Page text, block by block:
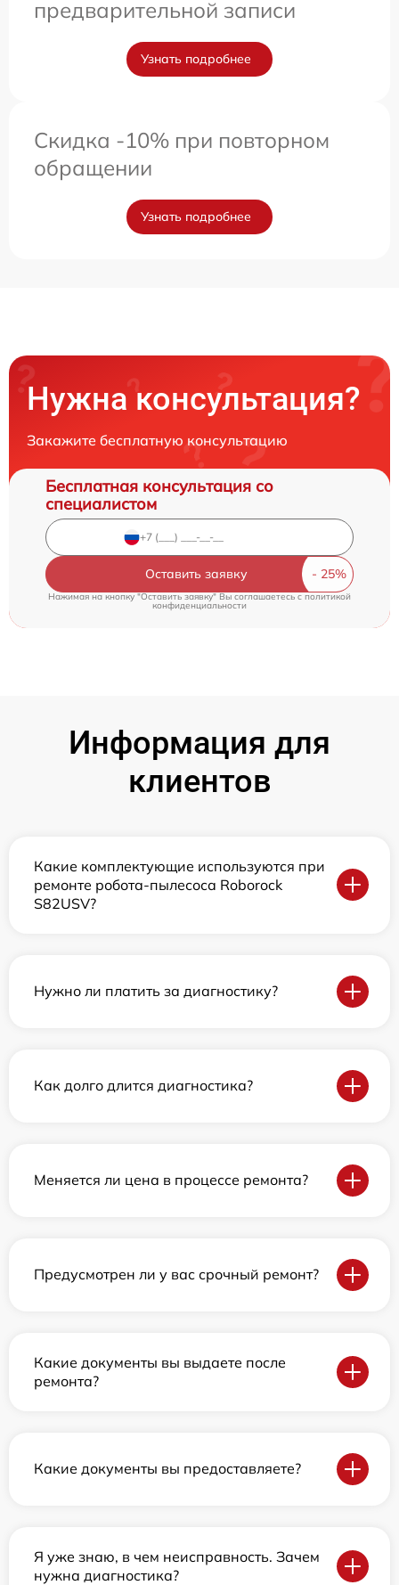
предварительной записи
Узнать подробнее
Скидка -10% при повторном
обращении
Узнать подробнее
Нужна консультация?
Закажите бесплатную консультацию
Бесплатная консультация со
специалистом
Оставить заявку
Нажимая на кнопку "Оставить заявку" Вы соглашаетесь cполитикой
конфиденциальности
Информация для
клиентов
Какие комплектующие используются при
ремонте робота-пылесоса Roborock
S82USV?
Нужно ли платить за диагностику?
Как долго длится диагностика?
Меняется ли цена в процессе ремонта?
Предусмотрен ли у вас срочный ремонт?
Какие документы вы выдаете после
ремонта?
Какие документы вы предоставляете?
Я уже знаю, в чем неисправность. Зачем
нужна диагностика?